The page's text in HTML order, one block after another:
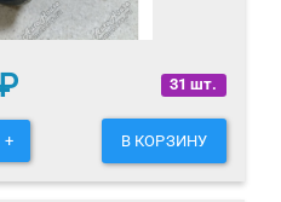
31 шт.
+ В КОРЗИНУ